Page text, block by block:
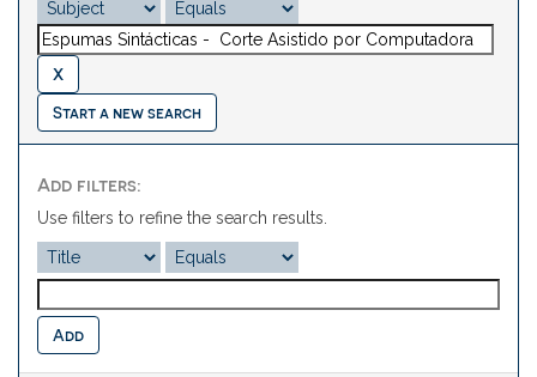
Start a new search
Add filters:
Use filters to refine the search results.